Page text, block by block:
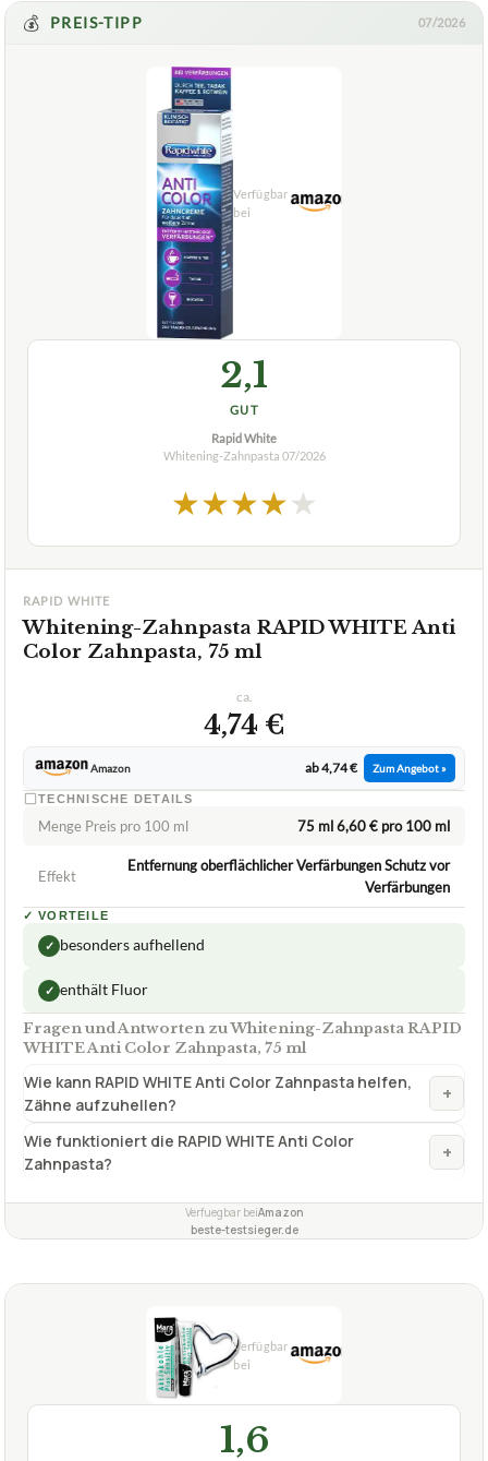
💰 PREIS-TIPP 07/2026
2,1
GUT
Rapid White
Whitening-Zahnpasta 07/2026
★★★★★
RAPID WHITE
Whitening-Zahnpasta RAPID WHITE Anti
Color Zahnpasta, 75 ml
ca.
4,74 €
Amazon ab 4,74 € Zum Angebot »
TECHNISCHE DETAILS
Menge Preis pro 100 ml 75 ml 6,60 € pro 100 ml
Effekt
Entfernung oberflächlicher Verfärbungen Schutz vor
Verfärbungen
✓ VORTEILE
✓ besonders aufhellend
✓ enthält Fluor
Fragen und Antworten zu Whitening-Zahnpasta RAPID
WHITE Anti Color Zahnpasta, 75 ml
Wie kann RAPID WHITE Anti Color Zahnpasta helfen,
Zähne aufzuhellen?
+
Wie funktioniert die RAPID WHITE Anti Color
Zahnpasta?
+
Verfuegbar beiAmazon
beste-testsieger.de
1,6